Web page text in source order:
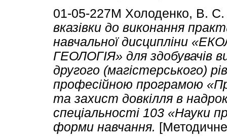
01-05-227М Холоденко, В. С.
вказівки до виконання
навчальної дисципліни
ГЕОЛОГІЯ» для здобувачів
другого (магістерського)
професійною програмою
та захист довкілля в
спеціальності 103 «Науки
форми навчання.